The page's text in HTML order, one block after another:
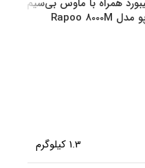
رپو مدل Rapoo 8000M
1.3 کیلوگرم